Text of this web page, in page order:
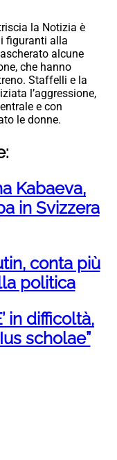
la Notizia è
figuranti alla
alcune
che hanno
Staffelli e la
l’aggressione,
e con
le donne.
Kabaeva,
in Svizzera
conta più
politica
in difficoltà,
scholae”